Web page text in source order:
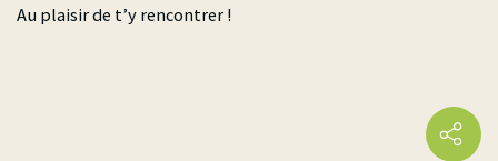
Au plaisir de t’y rencontrer !